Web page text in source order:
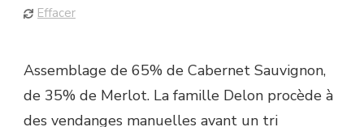
Effacer
Assemblage de 65% de Cabernet Sauvignon,
de 35% de Merlot. La famille Delon procède à
des vendanges manuelles avant un tri